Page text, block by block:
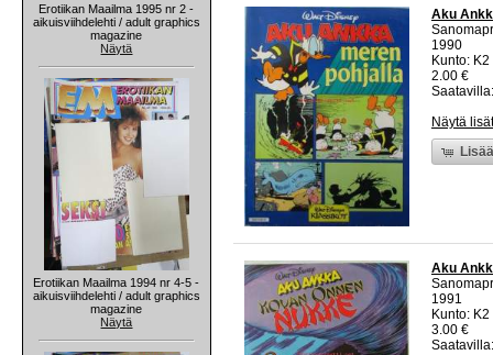
Erotiikan Maailma 1995 nr 2 -
aikuisviihdelehti / adult graphics
magazine
Näytä
Erotiikan Maailma 1994 nr 4-5 -
aikuisviihdelehti / adult graphics
magazine
Näytä
Aku
1990
Kunto:
2.00 €
Näytä
Aku
1991
Kunto:
3.00 €